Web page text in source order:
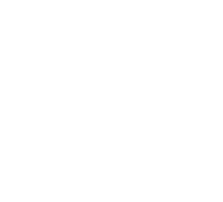
- 12:00 Uhr
- 18:00 Uhr
- 12:00 Uhr
- 16:00 Uhr
- 12:00 Uhr
- 16:00 Uhr
- 12:00 Uhr